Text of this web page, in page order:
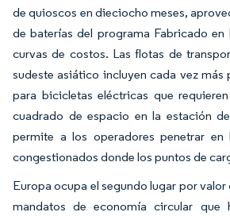
de quioscos en dieciocho meses,
de baterías del programa Fabricado en
curvas de costos. Las flotas de
sudeste asiático incluyen cada vez más
para bicicletas eléctricas que
cuadrado de espacio en la estación
permite a los operadores penetrar en
congestionados donde los puntos de
Europa ocupa el segundo lugar por
mandatos de economía circular que